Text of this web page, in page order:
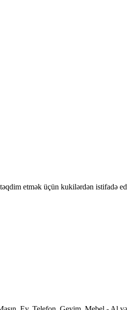
etmək üçün kukilərdən istifadə